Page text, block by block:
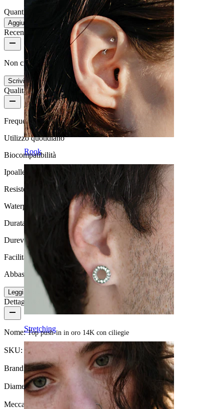
Rook
Stretching
Quantità: 1
Modifica
Aggiungi al carrello
Recensioni del prodotto
Non ci sono ancora recensioni per questo prodotto
Scrivi una recensione
Qualità del prodotto
Frequenza di utilizzo
Utilizzo quotidiano
Biocompatibilità
Ipoallergenico
Resistenza all'acqua
Waterproof
Durata
Durevole
Facilità d'uso
Abbastanza facile
Leggi di più
Dettagli del prodotto
Nome:Top push-in in oro 14K con ciliegie
SKU: Labret-215
Brand: Bodymod Premium
Diametro del filo:
Meccanismo di chiusura: Push-in